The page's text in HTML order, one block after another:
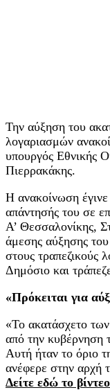
Την αύξηση του
λογαριασμών
υπουργός Εθνικής
Πιερρακάκης.
Η ανακοίνωση
απάντησής του σε
A’ Θεσσαλονίκης,
άμεσης αύξησης
στους τραπεζικούς
Δημόσιο και
«Πρόκειται για
«Το ακατάσχετο των
από την
Αυτή ήταν το όριο
ανέφερε στην αρχή
Δείτε εδώ το